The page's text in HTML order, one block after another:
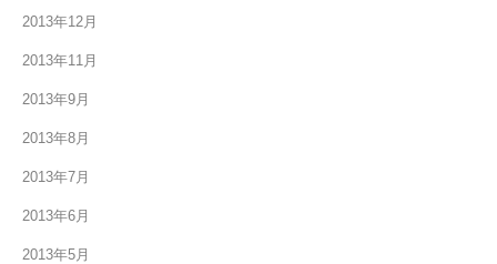
2013年12月
2013年11月
2013年9月
2013年8月
2013年7月
2013年6月
2013年5月